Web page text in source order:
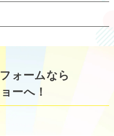
ォームなら
ーへ！